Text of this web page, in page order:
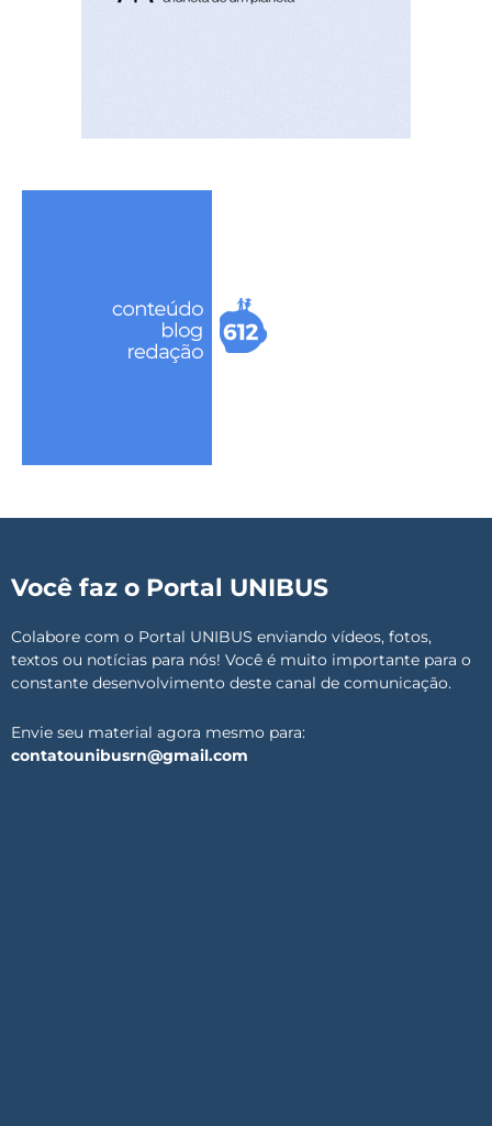
Você faz o Portal UNIBUS
Colabore com o Portal UNIBUS enviando vídeos, fotos,
textos ou notícias para nós! Você é muito importante para o
constante desenvolvimento deste canal de comunicação.
Envie seu material agora mesmo para:
contatounibusrn@gmail.com